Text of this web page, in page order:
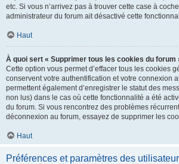
etc. Si vous n’arrivez pas à trouver cette case à
administrateur du forum ait désactivé cette
Haut
À quoi sert « Supprimer tous les cookies du forum
Cette option vous permet d’effacer tous les cookies
conservent votre authentification et votre connexion
permettent également d’enregistrer le statut des
non lus) dans le cas où cette fonctionnalité a été
du forum. Si vous rencontrez des problèmes
déconnexion au forum, essayez de supprimer les
Haut
Préférences et paramètres des